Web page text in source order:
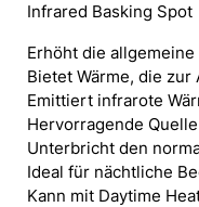
Infrared Basking Spot
Erhöht die
Bietet Wärme, die
Emittiert infrarote
Hervorragende
Unterbricht den
Ideal für nächtliche
Kann mit Daytime